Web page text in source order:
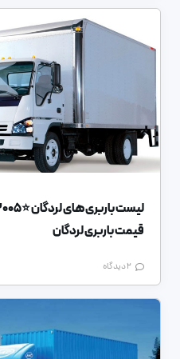
قیمت باربری لردگان
2دیدگاه